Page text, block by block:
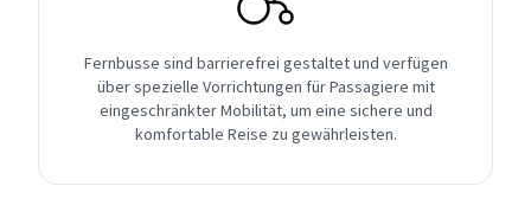
Fernbusse sind barrierefrei gestaltet und verfügen
über spezielle Vorrichtungen für Passagiere mit
eingeschränkter Mobilität, um eine sichere und
komfortable Reise zu gewährleisten.